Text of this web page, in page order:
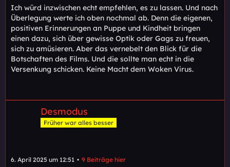
Ich würd inzwischen echt empfehlen, es zu lassen. Und nach
Überlegung werte ich oben nochmal ab. Denn die eigenen,
positiven Erinnerungen an Puppe und Kindheit bringen
einen dazu, sich über gewisse Optik oder Gags zu freuen,
sich zu amüsieren. Aber das vernebelt den Blick für die
Botschaften des Films. Und die sollte man echt in die
Versenkung schicken. Keine Macht dem Woken Virus.
Desmodus
Früher war alles besser
6. April 2025 um 12:51 9 Beiträge hier